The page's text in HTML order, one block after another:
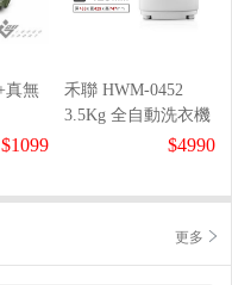
真無
$1099
禾聯 HWM-0452
3.5Kg 全自動洗衣機
$4990
更多